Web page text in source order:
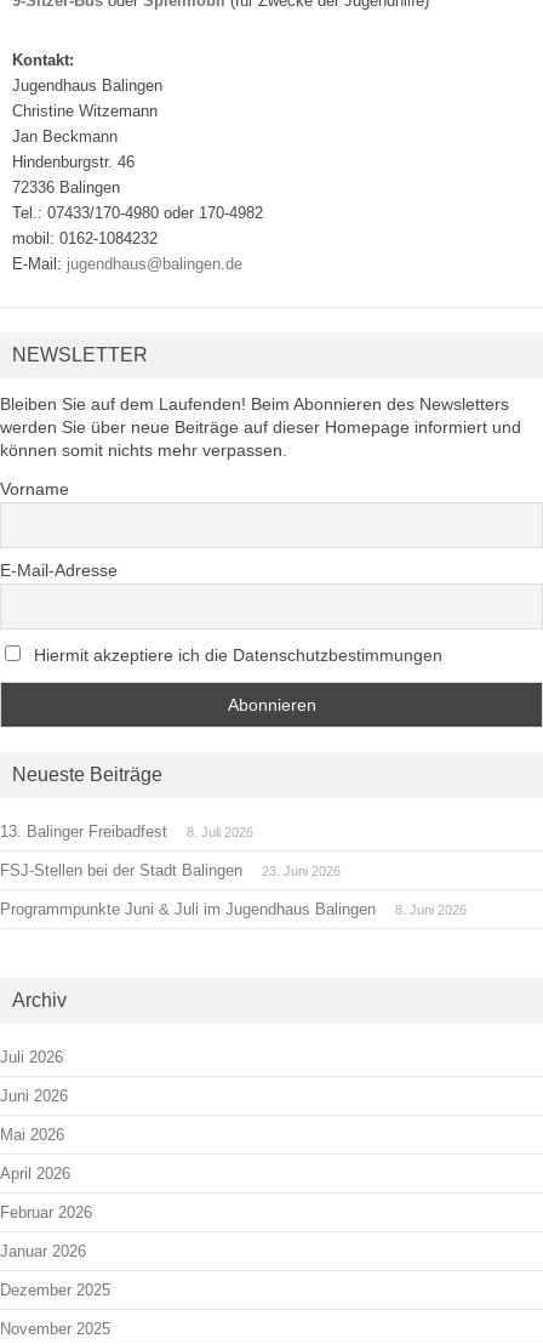
Kontakt:
Jugendhaus Balingen
Christine Witzemann
Jan Beckmann
Hindenburgstr. 46
72336 Balingen
Tel.: 07433/170-4980 oder 170-4982
mobil: 0162-1084232
E-Mail: jugendhaus@balingen.de
NEWSLETTER
Bleiben Sie auf dem Laufenden! Beim Abonnieren des Newsletters
werden Sie über neue Beiträge auf dieser Homepage informiert und
können somit nichts mehr verpassen.
Vorname
E-Mail-Adresse
Hiermit akzeptiere ich die Datenschutzbestimmungen
Neueste Beiträge
13. Balinger Freibadfest 8. Juli 2026
FSJ-Stellen bei der Stadt Balingen 23. Juni 2026
Programmpunkte Juni & Juli im Jugendhaus Balingen 8. Juni 2026
Archiv
Juli 2026
Juni 2026
Mai 2026
April 2026
Februar 2026
Januar 2026
Dezember 2025
November 2025